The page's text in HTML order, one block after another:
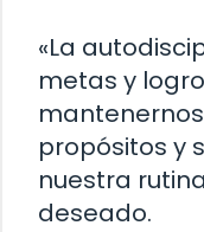
«La
metas y
propósitos y
nuestra
deseado.